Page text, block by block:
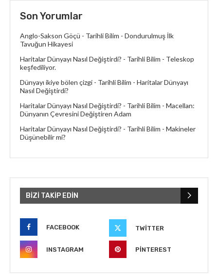
Son Yorumlar
Anglo-Sakson Göçü - Tarihli Bilim - Dondurulmuş İlk
Tavuğun Hikayesi
Haritalar Dünyayı Nasıl Değiştirdi? - Tarihli Bilim - Teleskop
keşfediliyor.
Dünyayı ikiye bölen çizgi - Tarihli Bilim - Haritalar Dünyayı
Nasıl Değiştirdi?
Haritalar Dünyayı Nasıl Değiştirdi? - Tarihli Bilim - Macellan:
Dünyanın Çevresini Değiştiren Adam
Haritalar Dünyayı Nasıl Değiştirdi? - Tarihli Bilim - Makineler
Düşünebilir mi?
BIZI TAKIP EDIN
FACEBOOK TWITTER
INSTAGRAM PINTEREST